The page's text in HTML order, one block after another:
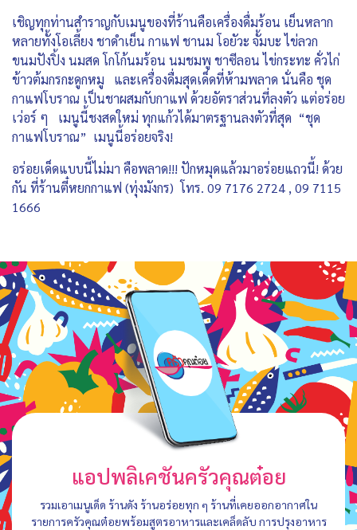
เชิญทุกท่านสำราญกับเมนูของที่ร้านคือเครื่องดื่มร้อน เย็นหลาก
หลายทั้งโอเลี้ยง ชาดำเย็น กาแฟ ชานม โอยัวะ จั้มบะ ไข่ลวก
ขนมปังปิ้ง นมสด โกโก้นมร้อน นมชมพู ชาซีลอน ไข่กระทะ คั่วไก่
ข้าวต้มกรกะดูกหมู และเครื่องดื่มสุดเด็ดที่ห้ามพลาด นั่นคือ ชุด
กาแฟโบราณ เป็นชาผสมกับกาแฟ ด้วยอัตราส่วนที่ลงตัว แต่อร่อย
เว่อร์ ๆ เมนูนี้ชงสดใหม่ ทุกแก้วได้มาตรฐานลงตัวที่สุด “ชุด
กาแฟโบราณ” เมนูนี้อร่อยจริง!
อร่อยเด็ดแบบนี้ไม่มา คือพลาด!!! ปักหมุดแล้วมาอร่อยแถวนี้! ด้วย
กัน ที่ร้านตี๋หยกกาแฟ (ทุ่งมังกร) โทร. 09 7176 2724 , 09 7115
1666
แอปพลิเคชันครัวคุณต๋อย
รวมเอาเมนูเด็ด ร้านดัง ร้านอร่อยทุก ๆ ร้านที่เคยออกอากาศใน
รายการครัวคุณต๋อยพร้อมสูตรอาหารและเคล็ดลับ การปรุงอาหาร